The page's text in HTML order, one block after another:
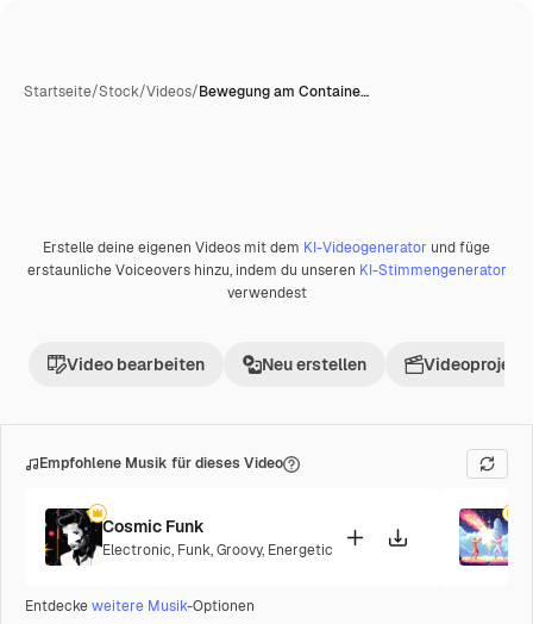
Startseite/Stock/Videos/Bewegung am Containe…
Premium
Erstelle deine eigenen Videos mit dem KI-Videogenerator und füge
erstaunliche Voiceovers hinzu, indem du unseren KI-Stimmengenerator
verwendest
Video bearbeiten Neu erstellen Videoprojekt
Empfohlene Musik für dieses Video
Cosmic Funk
Electronic, Funk,Groovy, Energetic
Entdeckeweitere Musik-Optionen